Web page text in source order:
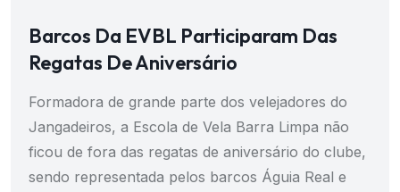
Barcos Da EVBL Participaram Das
Regatas De Aniversário
Formadora de grande parte dos velejadores do
Jangadeiros, a Escola de Vela Barra Limpa não
ficou de fora das regatas de aniversário do clube,
sendo representada pelos barcos Águia Real e